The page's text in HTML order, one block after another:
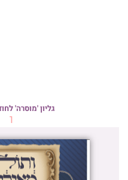
גליון 'מוסרה'
1